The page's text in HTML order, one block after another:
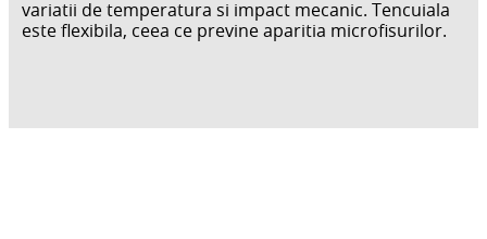
variatii de temperatura si impact mecanic. Tencuiala
este flexibila, ceea ce previne aparitia microfisurilor.